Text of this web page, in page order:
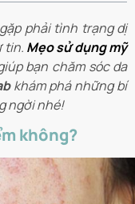
phải tình trạng dị
tin. Mẹo sử dụng mỹ
bạn chăm sóc da
khám phá những bí
ngời nhé!
không?